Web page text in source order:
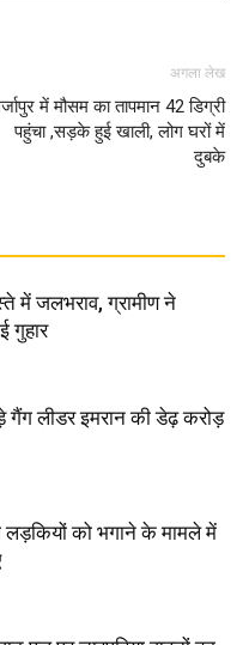
अगला लेख
में मौसम का तापमान 42 डिग्री
पहुंचा ,सड़के हुई खाली, लोग घरों में
दुबके
में जलभराव, ग्रामीण ने
गुहार
गैंग लीडर इमरान की डेढ़ करोड़
लड़कियों को भगाने के मामले में